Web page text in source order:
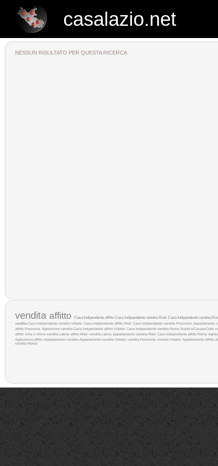
casalazio.net
NESSUN RISULTATO PER QUESTA RICERCA
vendita affitto Casa Indipendente affitto Casa Indipendente vendita Rieti Casa Indipendente vendita
venditaCasa Indipendente vendita Viterbo Casa Indipendente affitto Rieti Casa Indipendente vendita Frosinone Appartamento
affitto Frosinone Agriturismo vendita Casa Indipendente affitto Viterbo Casa Indipendente vendita Roma Rustico/Casale/Corte
affitto Villa o villino vendita Latina affitto Rieti vendita Latina Appartamento vendita Rieti Casa Indipendente affitto Roma
Agriturismo affitto Appartamento vendita Appartamento vendita Viterbo vendita Frosinone vendita Viterbo Appartamento affitto
vendita Roma
casalazio.net